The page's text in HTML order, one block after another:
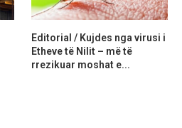
Editorial / Kujdes nga virusi i
Etheve të Nilit – më të
rrezikuar moshat e...